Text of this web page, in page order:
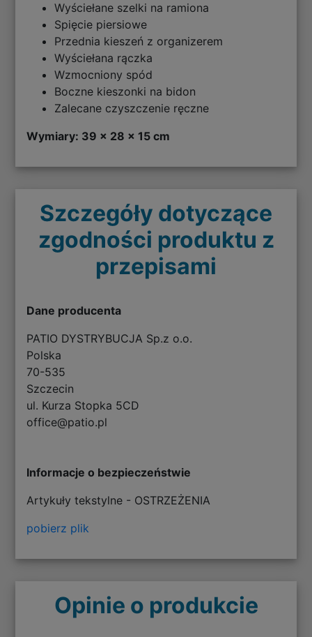
Wyściełane szelki na ramiona
Spięcie piersiowe
Przednia kieszeń z organizerem
Wyściełana rączka
Wzmocniony spód
Boczne kieszonki na bidon
Zalecane czyszczenie ręczne
Wymiary: 39 x 28 x 15 cm
Szczegóły dotyczące
zgodności produktu z
przepisami
Dane producenta
PATIO DYSTRYBUCJA Sp.z o.o.
Polska
70-535
Szczecin
ul. Kurza Stopka 5CD
office@patio.pl
Informacje o bezpieczeństwie
Artykuły tekstylne - OSTRZEŻENIA
pobierz plik
Opinie o produkcie